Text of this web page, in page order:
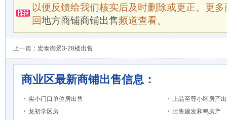
以便反馈给我们核实后及时删除或更正。更
回地方商铺商铺出售频道查看。
上一篇： 宏泰御景3-28楼出售
商业区最新商铺出售信息：
实小门口单位房出售
上品至尊小区房产
龙初学区房
出售建发和鸣房产